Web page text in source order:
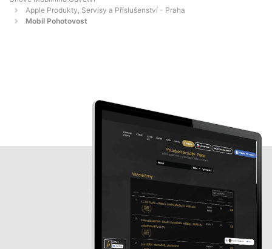
Apple Produkty, Servisy a Příslušenství - Praha
Mobil Pohotovost